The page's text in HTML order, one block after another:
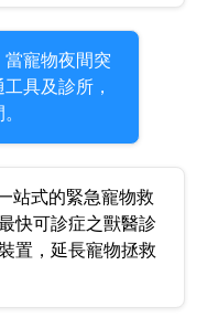
寵物夜間突
具及診所，
站式的緊急寵物救
快可診症之獸醫診
置，延長寵物拯救